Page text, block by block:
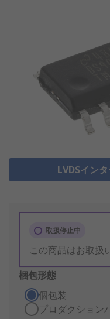
LVDSイン
取扱停止中
この商品はお取扱
梱包形態
個包装
プロダクション